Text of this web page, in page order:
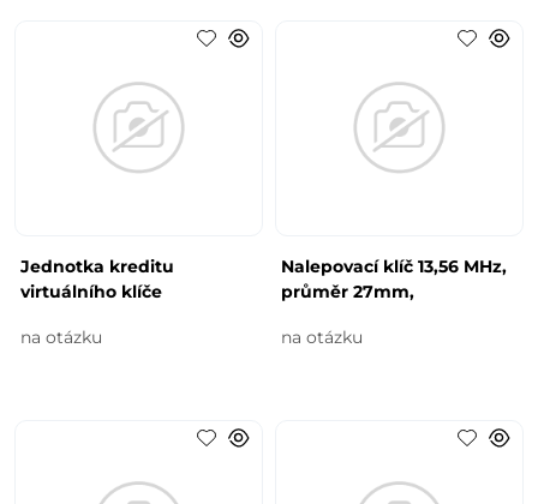
Jednotka kreditu
virtuálního klíče
na otázku
Nalepovací klíč 13,56 MHz,
průměr 27mm,
na otázku